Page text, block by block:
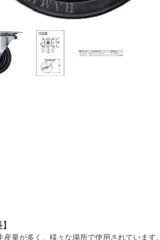
産量が多く、様々な場所で使用されています。